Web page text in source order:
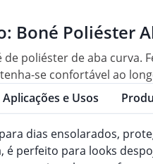
Boné Poliéster
poliéster de aba
se confortável ao
Aplicações e Usos
dias ensolarados,
é perfeito para looks